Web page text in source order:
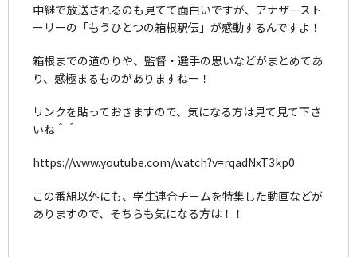
中継で放送されるのも見てて面白いですが、アナザースト
ーリーの「もうひとつの箱根駅伝」が感動するんですよ！
箱根までの道のりや、監督・選手の思いなどがまとめてあ
り、感極まるものがありますねー！
リンクを貼っておきますので、気になる方は見て見て下さ
いね＾＾
https://www.youtube.com/watch?v=rqadNxT3kp0
この番組以外にも、学生連合チームを特集した動画などが
ありますので、そちらも気になる方は！！